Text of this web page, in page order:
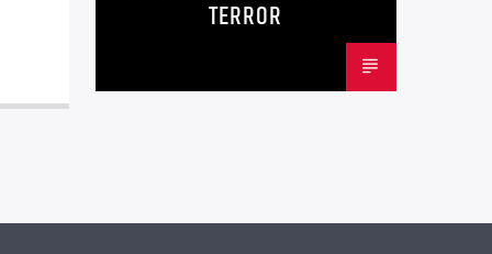
TERROR